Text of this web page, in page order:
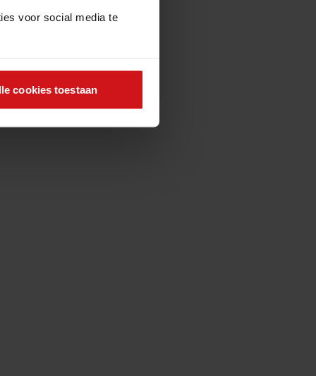
voor social media te
cookies toestaan